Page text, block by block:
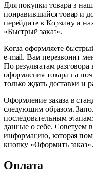
Для покупки товара в
понравившийся товар и
перейдите в Корзину и
«Быстрый заказ».
Когда оформляете
e-mail. Вам перезвонит
По результатам
оформления товара на
только ждать доставки и
Оформление заказа в
следующим образом.
последовательным
данные о себе. Советуем
информацию, которая
кнопку «Оформить заказ».
Оплата